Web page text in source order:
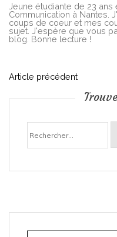
Jeune étudiante de 23
Communication à Nantes.
coups de coeur et mes
sujet. J'espère que vous
blog. Bonne lecture !
N
i
a
Article précédent
Rechercher :
Adresse e-mail